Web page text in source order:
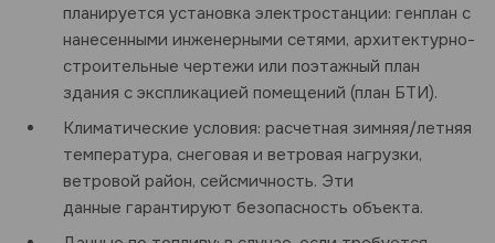
планируется установка электростанции: генплан с
нанесенными инженерными сетями, архитектурно-
строительные чертежи или поэтажный план
здания с экспликацией помещений (план БТИ).
Климатические условия: расчетная зимняя/летняя
температура, снеговая и ветровая нагрузки,
ветровой район, сейсмичность. Эти
данные гарантируют безопасность объекта.